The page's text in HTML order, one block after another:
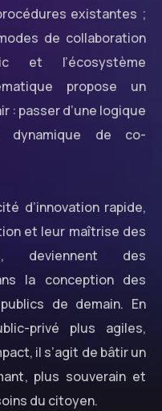
existantes ;
de collaboration
et l’écosystème
propose un
: passer d’une logique
dynamique de co-
d’innovation rapide,
et leur maîtrise des
deviennent des
la conception des
de demain. En
privé plus agiles,
il s’agit de bâtir un
plus souverain et
du citoyen.